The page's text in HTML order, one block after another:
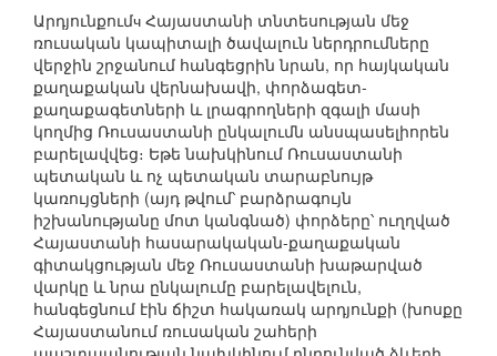
Արդյունքումч Հայաստանի տնտեսության մեջ
ռուսական կապիտալի ծավալուն ներդրումները
վերջին շրջանում հանգեցրին նրան, որ հայկական
քաղաքական վերնախավի, փորձագետ-
քաղաքագետների և լրագրողների զգալի մասի
կողմից Ռուսաստանի ընկալումն անսպասելիորեն
բարելավվեց։ Եթե նախկինում Ռուսաստանի
պետական և ոչ պետական տարաբնույթ
կառույցների (այդ թվում՝ բարձրագույն
իշխանությանը մոտ կանգնած) փորձերը՝ ուղղված
Հայաստանի հասարակական-քաղաքական
գիտակցության մեջ Ռուսաստանի խաթարված
վարկը և նրա ընկալումը բարելավելուն,
հանգեցնում էին ճիշտ հակառակ արդյունքի (խոսքը
Հայաստանում ռուսական շահերի